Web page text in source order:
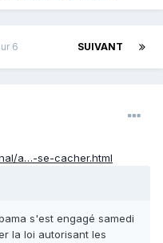
SUIVANT
6
a…-se-cacher.html
s'est engagé samedi
la loi autorisant les